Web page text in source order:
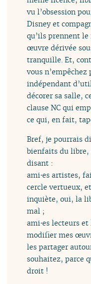
vu l’obsession
Disney et
qu’ils prennent
œuvre dérivée
tranquille. Et,
vous
indépendant
décorer sa salle,
clause NC qui
ce qui, en fait,
Bref, je pourrais
bienfaits du libre,
disant :
ami⋅es artistes,
cercle vertueux,
inquiète, oui, la
mal ;
ami⋅es lecteurs
modifier mes
les partager
souhaitez, parce
droit !